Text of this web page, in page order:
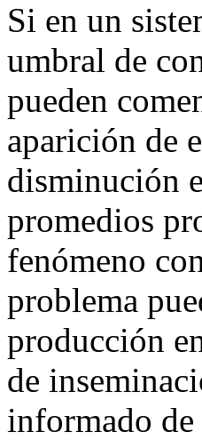
Si en un
umbral de
pueden
aparición de
disminución
promedios
fenómeno
problema
producción
de
informado de